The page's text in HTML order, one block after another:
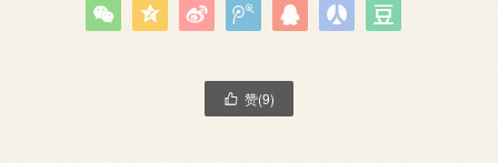
      
 赞(9)